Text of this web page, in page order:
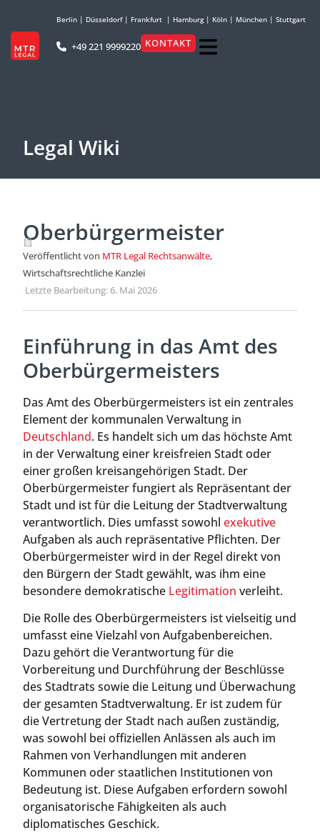
Berlin | Düsseldorf| Frankfurt | Hamburg| Köln | München | Stuttgart
+49 221 9999220 KONTAKT
Legal Wiki
Oberbürgermeister
Veröffentlicht von MTR Legal Rechtsanwälte,
Wirtschaftsrechtliche Kanzlei
·Letzte Bearbeitung: 6. Mai 2026
Einführung in das Amt des
Oberbürgermeisters
Das Amt des Oberbürgermeisters ist ein zentrales
Element der kommunalen Verwaltung in
Deutschland. Es handelt sich um das höchste Amt
in der Verwaltung einer kreisfreien Stadt oder
einer großen kreisangehörigen Stadt. Der
Oberbürgermeister fungiert als Repräsentant der
Stadt und ist für die Leitung der Stadtverwaltung
verantwortlich. Dies umfasst sowohl exekutive
Aufgaben als auch repräsentative Pflichten. Der
Oberbürgermeister wird in der Regel direkt von
den Bürgern der Stadt gewählt, was ihm eine
besondere demokratische Legitimation verleiht.
Die Rolle des Oberbürgermeisters ist vielseitig und
umfasst eine Vielzahl von Aufgabenbereichen.
Dazu gehört die Verantwortung für die
Vorbereitung und Durchführung der Beschlüsse
des Stadtrats sowie die Leitung und Überwachung
der gesamten Stadtverwaltung. Er ist zudem für
die Vertretung der Stadt nach außen zuständig,
was sowohl bei offiziellen Anlässen als auch im
Rahmen von Verhandlungen mit anderen
Kommunen oder staatlichen Institutionen von
Bedeutung ist. Diese Aufgaben erfordern sowohl
organisatorische Fähigkeiten als auch
diplomatisches Geschick.